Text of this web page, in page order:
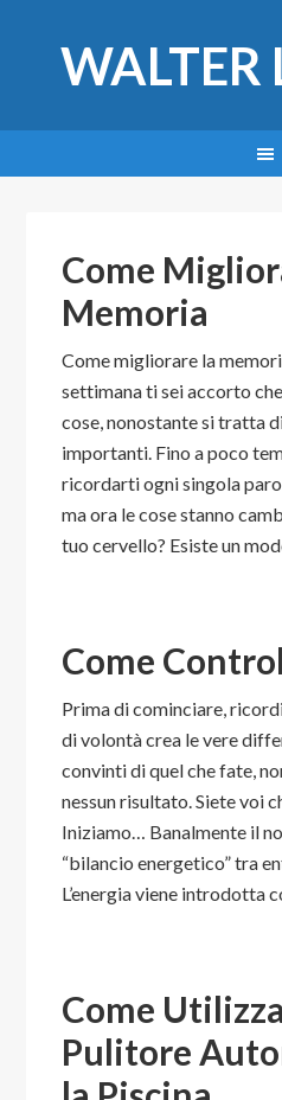
WALTER
Come
Memoria
Come migliorare la
settimana ti sei accorto
cose, nonostante si tratta
importanti. Fino a poco
ricordarti ogni singola
ma ora le cose stanno
tuo cervello? Esiste un
Come
Prima di cominciare,
di volontà crea le vere
convinti di quel che fate,
nessun risultato. Siete voi
Iniziamo… Banalmente il
“bilancio energetico” tra
L’energia viene introdotta
Come
Pulitore